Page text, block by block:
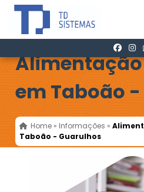
Alimentação
em Taboão
Home » Informações »
Taboão - Guarulhos